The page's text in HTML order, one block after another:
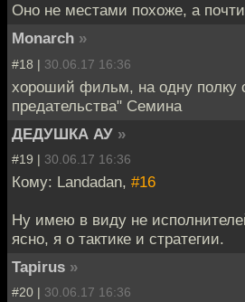
Оно не местами похоже, а
Monarch »
#18 | 30.06.17 16:36
хороший фильм, на одну полку
предательства" Семина
ДЕДУШКА АУ »
#19 | 30.06.17 16:36
Кому: Landadan, #16
Ну имею в виду не
ясно, я о тактике и стратегии.
Tapirus »
#20 | 30.06.17 16:36